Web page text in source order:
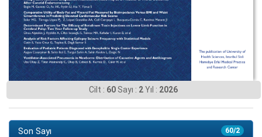
Cilt : 60 Sayı : 2Yıl : 2026
60/2
Son Sayı